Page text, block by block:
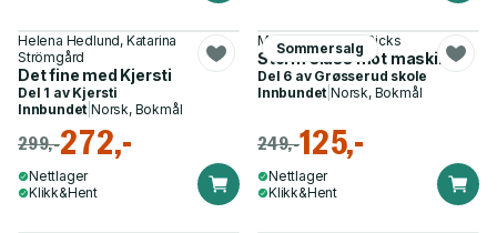
Helena Hedlund, Katarina
Strömgård
Det fine med Kjersti
Del 1 av Kjersti
Innbundet |Norsk, Bokmål
299,-272,-
Nettlager
Klikk&Hent
Sommersalg
Max Brallier, Sam Ricks
Storm slåss mot maskinen
Del 6 av Grøsserud skole
Innbundet |Norsk, Bokmål
249,-125,-
Nettlager
Klikk&Hent